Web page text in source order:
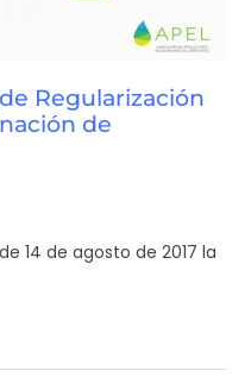
Regularización
de
14 de agosto de 2017 la